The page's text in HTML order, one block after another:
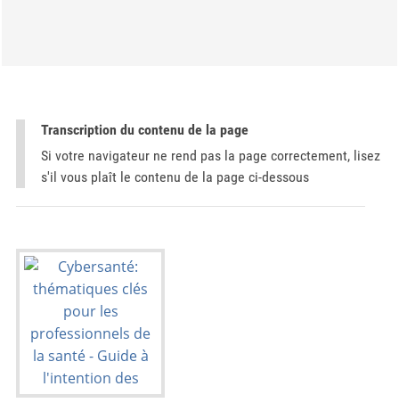
Transcription du contenu de la page
Si votre navigateur ne rend pas la page correctement, lisez
s'il vous plaît le contenu de la page ci-dessous